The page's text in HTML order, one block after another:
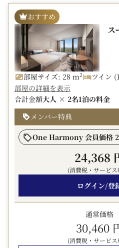
ご夕食は、北海道産の厳選食
ェをご用意。
素材本来の味わいを大切にし
地よい空間の中で、リゾー
けします。
ご朝食は、一日の始まりを整
ーをご提供。冬はスキーやス
爽やかなニセコの自然へと
に最適です。
アクティブな一日の後は、館
食・滞在・温泉をすべて館内
イを満喫したいお客様におす
■ご夕食
Style Kitchen（1F オールデ
21:30（ラストオーダー21:00
おすすめ
ス
部屋サイズ: 28 m2
ツイン
部屋の詳細を表示
合計金額大人 × 2名1泊の料金
メンバー特典
One Harmony 会員価格
24,368
(消費税・サービ
ログイン/登
通常価格
30,460
(消費税・サービ